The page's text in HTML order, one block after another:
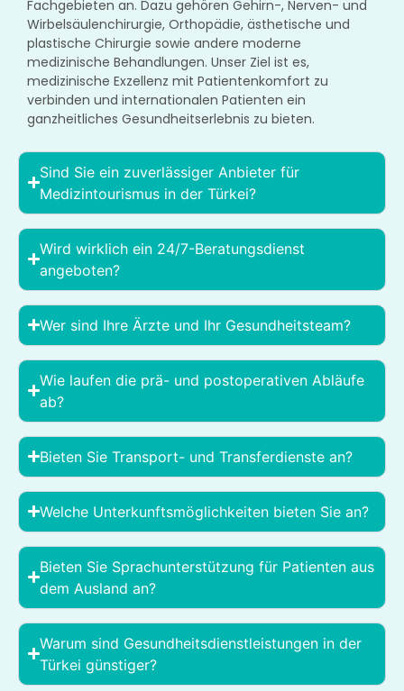
Fachgebieten an. Dazu gehören Gehirn-, Nerven- und
Wirbelsäulenchirurgie, Orthopädie, ästhetische und
plastische Chirurgie sowie andere moderne
medizinische Behandlungen. Unser Ziel ist es,
medizinische Exzellenz mit Patientenkomfort zu
verbinden und internationalen Patienten ein
ganzheitliches Gesundheitserlebnis zu bieten.
Sind Sie ein zuverlässiger Anbieter für
Medizintourismus in der Türkei?
Wird wirklich ein 24/7-Beratungsdienst
angeboten?
Wer sind Ihre Ärzte und Ihr Gesundheitsteam?
Wie laufen die prä- und postoperativen Abläufe
ab?
Bieten Sie Transport- und Transferdienste an?
Welche Unterkunftsmöglichkeiten bieten Sie an?
Bieten Sie Sprachunterstützung für Patienten aus
dem Ausland an?
Warum sind Gesundheitsdienstleistungen in der
Türkei günstiger?